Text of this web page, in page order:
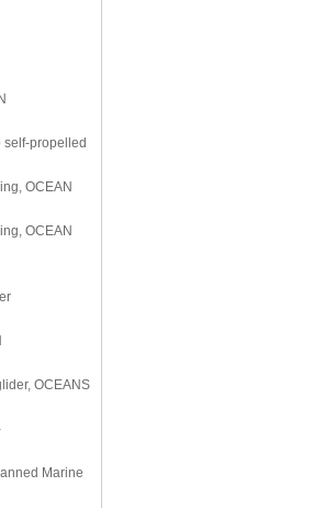
self-propelled
OCEAN
OCEAN
OCEANS
Marine